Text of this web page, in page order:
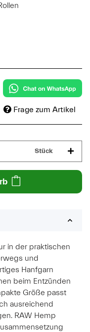
Frage zum Artikel
Stück
in der praktischen
und
Hanfgarn
beim Entzünden
Größe passt
ausreichend
RAW Hemp